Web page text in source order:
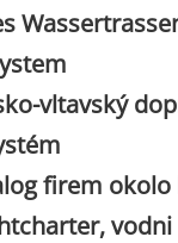
vltavský
firem okolo
vodni